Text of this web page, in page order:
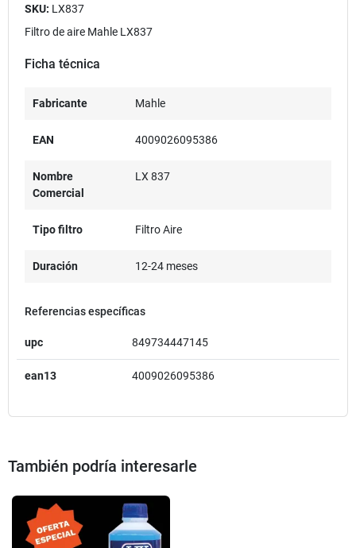
SKU: LX837
Filtro de aire Mahle LX837
Ficha técnica
Fabricante Mahle
EAN 4009026095386
Nombre
Comercial
LX 837
Tipo filtro Filtro Aire
Duración 12-24 meses
Referencias específicas
upc 849734447145
ean13 4009026095386
También podría interesarle